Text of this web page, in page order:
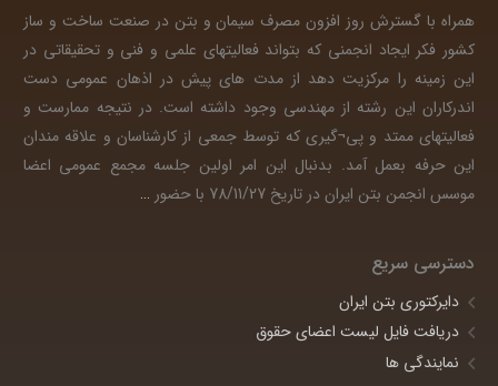
همراه با گسترش روز افزون مصرف سیمان و بتن در صنعت ساخت و ساز
کشور فکر ایجاد انجمنی که بتواند فعالیتهای علمی و فنی و تحقیقاتی در
این زمینه را مرکزیت دهد از مدت های پیش در اذهان عمومی دست
اندرکاران این رشته از مهندسی وجود داشته است. در نتیجه ممارست و
فعالیتهای ممتد و پی¬گیری که توسط جمعی از کارشناسان و علاقه مندان
این حرفه بعمل آمد. بدنبال این امر اولین جلسه مجمع عمومی اعضا
موسس انجمن بتن ایران در تاریخ 78/11/27 با حضور
…
دسترسی سریع
دایرکتوری بتن ایران
دریافت فایل لیست اعضای حقوق
نمایندگی ها